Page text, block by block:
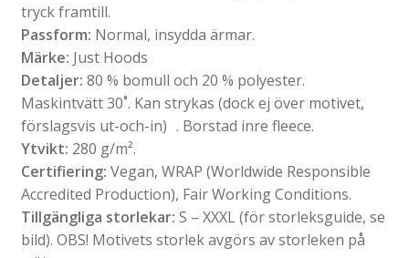
tryck framtill.
Passform: Normal, insydda ärmar.
Märke: Just Hoods
Detaljer: 80 % bomull och 20 % polyester.
Maskintvätt 30˚. Kan strykas (dock ej över motivet,
förslagsvis ut-och-in) . Borstad inre fleece.
Ytvikt: 280 g/m².
Certifiering: Vegan, WRAP (Worldwide Responsible
Accredited Production), Fair Working Conditions.
Tillgängliga storlekar: S – XXXL (för storleksguide, se
bild). OBS! Motivets storlek avgörs av storleken på